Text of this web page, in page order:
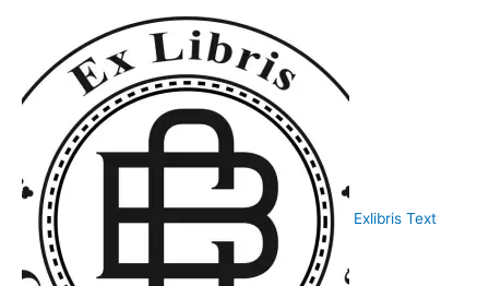
Exlibris Text